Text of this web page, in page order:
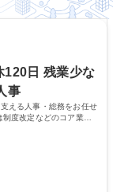
120日 残業少な
事
える人事・総務をお任せ
度改定などのコア業務